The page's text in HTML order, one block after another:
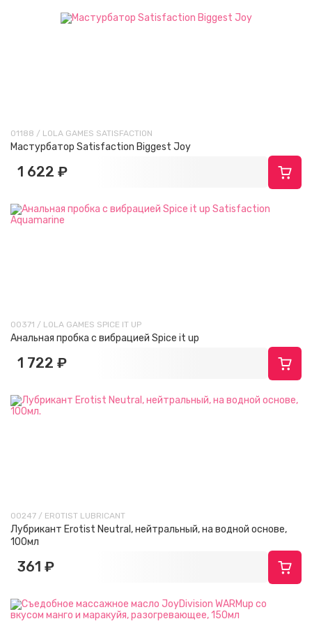
01188 / LOLA GAMES SATISFACTION
Мастурбатор Satisfaction Biggest Joy
1 622 ₽
00371 / LOLA GAMES SPICE IT UP
Анальная пробка с вибрацией Spice it up
1 722 ₽
00247 / EROTIST LUBRICANT
Лубрикант Erotist Neutral, нейтральный, на водной основе,
100мл
361 ₽